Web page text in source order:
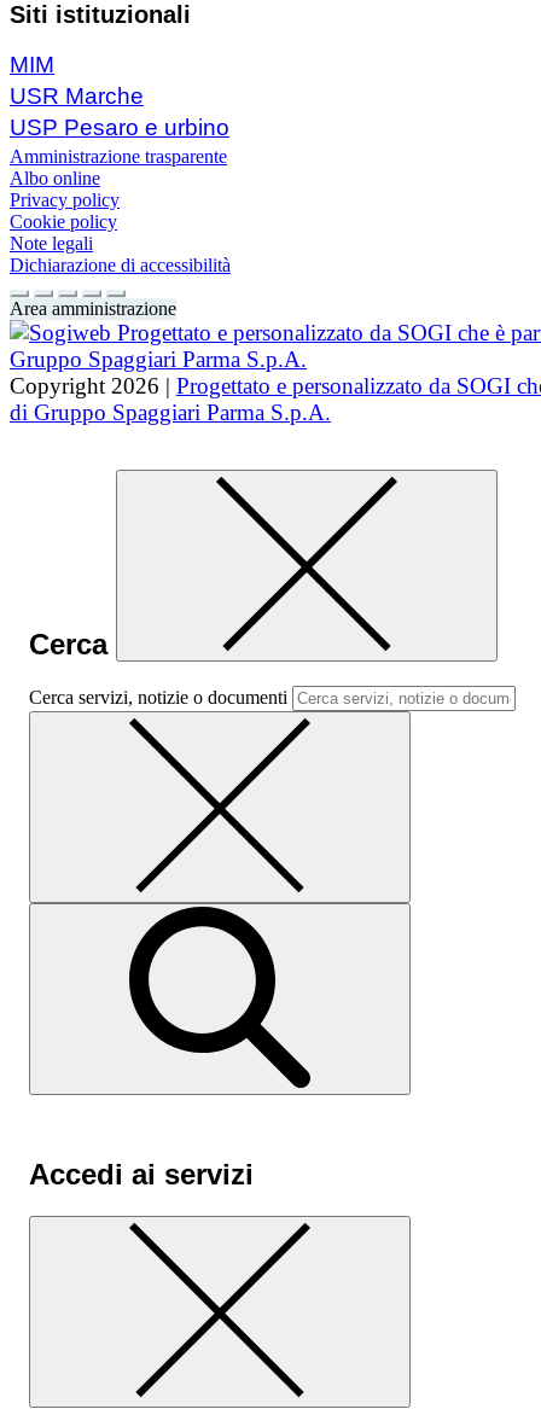
Siti istituzionali
MIM
USR Marche
USP Pesaro e urbino
Amministrazione trasparente
Albo online
Privacy policy
Cookie policy
Note legali
Dichiarazione di accessibilità
Area amministrazione
Copyright 2026 | Progettato e personalizzato da SOGI
di Gruppo Spaggiari Parma S.p.A.
Cerca
Cerca servizi, notizie o documenti
Accedi ai servizi